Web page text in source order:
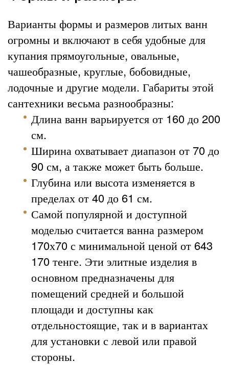
Варианты формы и размеров литых ванн
огромны и включают в себя удобные для
купания прямоугольные, овальные,
чашеобразные, круглые, бобовидные,
лодочные и другие модели. Габариты этой
сантехники весьма разнообразны:
Длина ванн варьируется от 160 до 200
см.
Ширина охватывает диапазон от 70 до
90 см, а также может быть больше.
Глубина или высота изменяется в
пределах от 40 до 61 см.
Самой популярной и доступной
моделью считается ванна размером
170х70 с минимальной ценой от 643
170 тенге. Эти элитные изделия в
основном предназначены для
помещений средней и большой
площади и доступны как
отдельностоящие, так и в вариантах
для установки с левой или правой
стороны.